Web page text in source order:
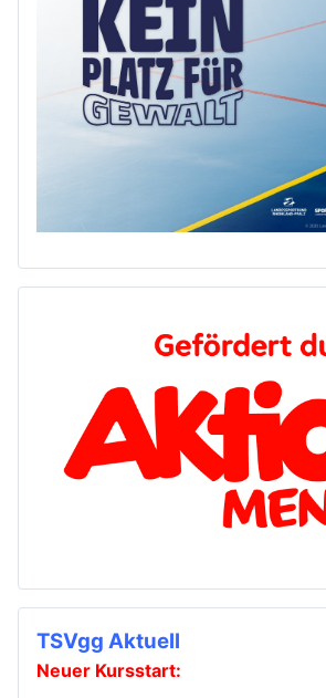
TSVgg Aktuell
Neuer Kursstart: